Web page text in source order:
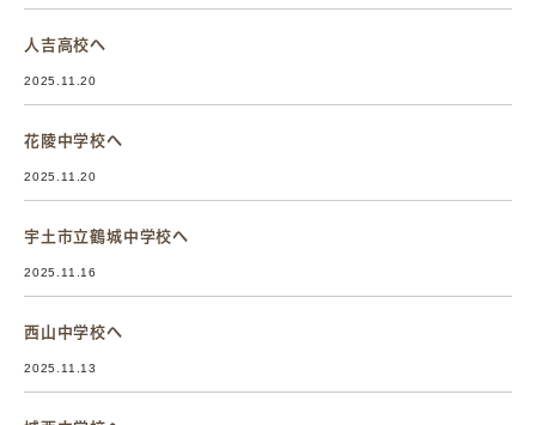
人吉高校へ
2025.11.20
花陵中学校へ
2025.11.20
宇土市立鶴城中学校へ
2025.11.16
西山中学校へ
2025.11.13